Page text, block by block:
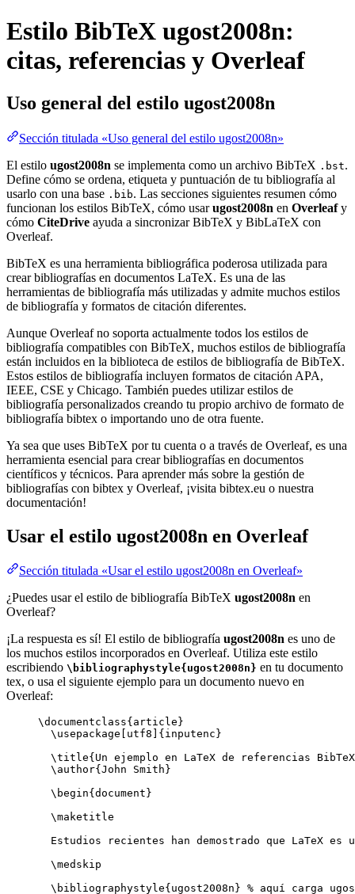
Estilo BibTeX ugost2008n:
citas, referencias y Overleaf
Uso general del estilo ugost2008n
Sección titulada «Uso general del estilo ugost2008n»
El estilo ugost2008n se implementa como un archivo BibTeX .bst.
Define cómo se ordena, etiqueta y puntuación de tu bibliografía al
usarlo con una base .bib. Las secciones siguientes resumen cómo
funcionan los estilos BibTeX, cómo usarugost2008n en Overleafy
cómo CiteDrive ayuda a sincronizar BibTeX y BibLaTeX con
Overleaf.
BibTeX es una herramienta bibliográfica poderosa utilizada para
crear bibliografías en documentos LaTeX. Es una de las
herramientas de bibliografía más utilizadas y admite muchos estilos
de bibliografía y formatos de citación diferentes.
Aunque Overleaf no soporta actualmente todos los estilos de
bibliografía compatibles con BibTeX, muchos estilos de bibliografía
están incluidos en la biblioteca de estilos de bibliografía de BibTeX.
Estos estilos de bibliografía incluyen formatos de citación APA,
IEEE, CSE y Chicago. También puedes utilizar estilos de
bibliografía personalizados creando tu propio archivo de formato de
bibliografía bibtex o importando uno de otra fuente.
Ya sea que uses BibTeX por tu cuenta o a través de Overleaf, es una
herramienta esencial para crear bibliografías en documentos
científicos y técnicos. Para aprender más sobre la gestión de
bibliografías con bibtex y Overleaf, ¡visita bibtex.eu o nuestra
documentación!
Usar el estilo ugost2008n en Overleaf
Sección titulada «Usar el estilo ugost2008n en Overleaf»
¿Puedes usar el estilo de bibliografía BibTeX ugost2008n en
Overleaf?
¡La respuesta es sí! El estilo de bibliografía ugost2008n es uno de
los muchos estilos incorporados en Overleaf. Utiliza este estilo
escribiendo \bibliographystyle{ugost2008n} en tu documento
tex, o usa el siguiente ejemplo para un documento nuevo en
Overleaf:
\documentclass{ article }
\usepackage
utf8 ]{ inputenc }
\title{Un ejemplo en LaTeX de referencias
\author{John Smith}
\begin{ document }
\maketitle
Estudios recientes han demostrado que LaTeX
\medskip
\bibliographystyle{ugost2008n} % aquí carga